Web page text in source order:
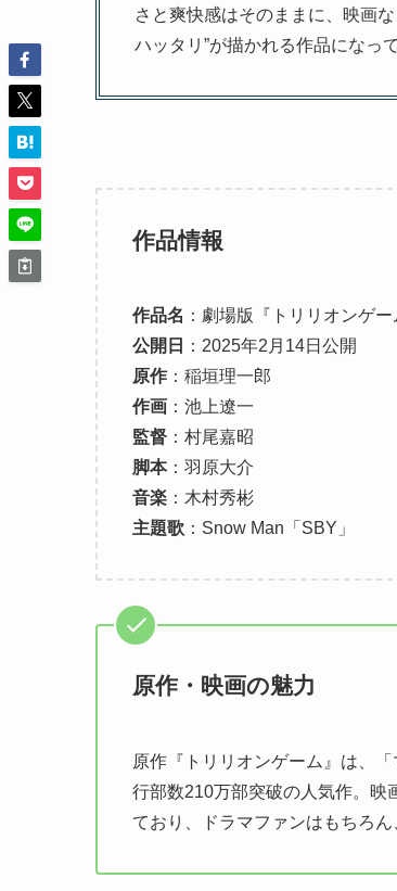
さと爽快感はそのままに、映画
ハッタリ”が描かれる作品になっ
作品情報
作品名 ：劇場版『トリリオンゲー
公開日
：2025年2月14日公開
原作 ：稲垣理一郎
作画 ：池上遼一
監督 ：村尾嘉昭
脚本：羽原大介
音楽 ：木村秀彬
主題歌 ：Snow Man「SBY」
原作・映画の魅力
原作『トリリオンゲーム』は、
行部数210万部突破の人気作。映
ており、ドラマファンはもちろ